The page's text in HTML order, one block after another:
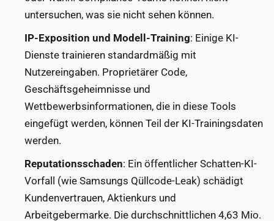
untersuchen, was sie nicht sehen können.
IP-Exposition und Modell-Training: Einige KI-
Dienste trainieren standardmäßig mit
Nutzereingaben. Proprietärer Code,
Geschäftsgeheimnisse und
Wettbewerbsinformationen, die in diese Tools
eingefügt werden, können Teil der KI-Trainingsdaten
werden.
Reputationsschaden: Ein öffentlicher Schatten-KI-
Vorfall (wie Samsungs Qüllcode-Leak) schädigt
Kundenvertrauen, Aktienkurs und
Arbeitgebermarke. Die durchschnittlichen 4,63 Mio.